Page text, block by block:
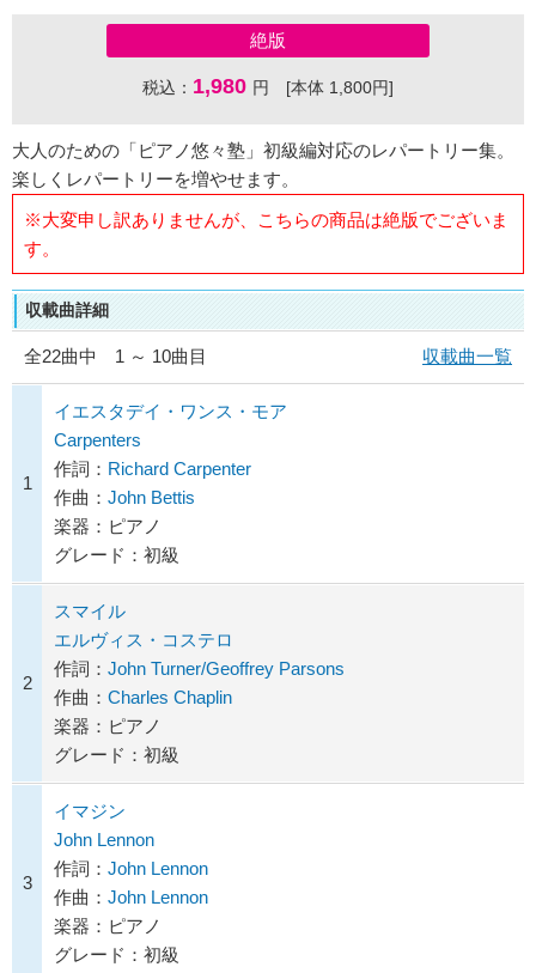
絶版
税込： 1,980 円 [本体 1,800円]
大人のための「ピアノ悠々塾」初級編対応のレパートリー集。
楽しくレパートリーを増やせます。
※大変申し訳ありませんが、こちらの商品は絶版でございま
す。
収載曲詳細
全22曲中 1 ～ 10曲目 収載曲一覧
1
イエスタデイ・ワンス・モア
Carpenters
作詞： Richard Carpenter
作曲： John Bettis
楽器：ピアノ
グレード：初級
2
スマイル
エルヴィス・コステロ
作詞： John Turner/Geoffrey Parsons
作曲： Charles Chaplin
楽器：ピアノ
グレード：初級
3
イマジン
John Lennon
作詞： John Lennon
作曲： John Lennon
楽器：ピアノ
グレード：初級